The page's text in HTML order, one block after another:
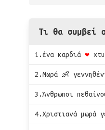
Τι θα συμβεί
1.ένα καρδιά ❤
2.Μωρά 👶
3.Άνθρωποι
4.Χριστιανά μωρά